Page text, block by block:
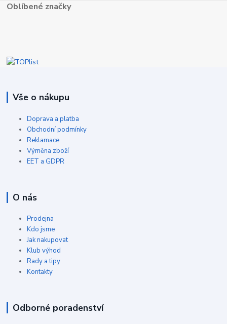
Oblíbené značky
Vše o nákupu
Doprava a platba
Obchodní podmínky
Reklamace
Výměna zboží
EET a GDPR
O nás
Prodejna
Kdo jsme
Jak nakupovat
Klub výhod
Rady a tipy
Kontakty
Odborné poradenství